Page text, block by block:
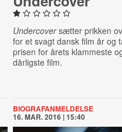
Undercoversætter prikken
for et svagt dansk film år og
prisen for årets klammeste
dårligste film.
BIOGRAFANMELDELSE
16. MAR. 2016 | 15:40